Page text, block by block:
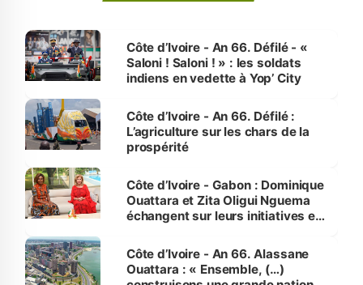
Côte d’Ivoire - An 66. Défilé - «
Saloni ! Saloni ! » : les soldats
indiens en vedette à Yop’ City
Côte d’Ivoire - An 66. Défilé :
L’agriculture sur les chars de la
prospérité
Côte d’Ivoire - Gabon : Dominique
Ouattara et Zita Oligui Nguema
échangent sur leurs initiatives en
enfants
Côte d’Ivoire - An 66. Alassane
Ouattara : « Ensemble, (…)